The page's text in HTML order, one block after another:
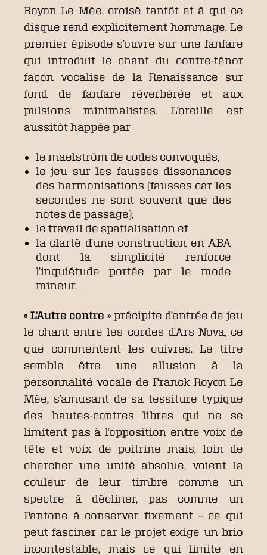
Royon Le Mée, croisé tantôt et à qui ce
disque rend explicitement hommage. Le
premier épisode s’ouvre sur une fanfare
qui introduit le chant du contre-ténor
façon vocalise de la Renaissance sur
fond de fanfare réverbérée et aux
pulsions minimalistes. L’oreille est
aussitôt happée par
le maelström de codes convoqués,
le jeu sur les fausses dissonances
des harmonisations (fausses car les
secondes ne sont souvent que des
notes de passage),
le travail de spatialisation et
la clarté d’une construction en ABA
dont la simplicité renforce
l’inquiétude portée par le mode
mineur.
« L’Autre contre » précipite d’entrée de jeu
le chant entre les cordes d’Ars Nova, ce
que commentent les cuivres. Le titre
semble être une allusion à la
personnalité vocale de Franck Royon Le
Mée, s’amusant de sa tessiture typique
des hautes-contres libres qui ne se
limitent pas à l’opposition entre voix de
tête et voix de poitrine mais, loin de
chercher une unité absolue, voient la
couleur de leur timbre comme un
spectre à décliner, pas comme un
Pantone à conserver fixement – ce qui
peut fasciner car le projet exige un brio
incontestable, mais ce qui limite en